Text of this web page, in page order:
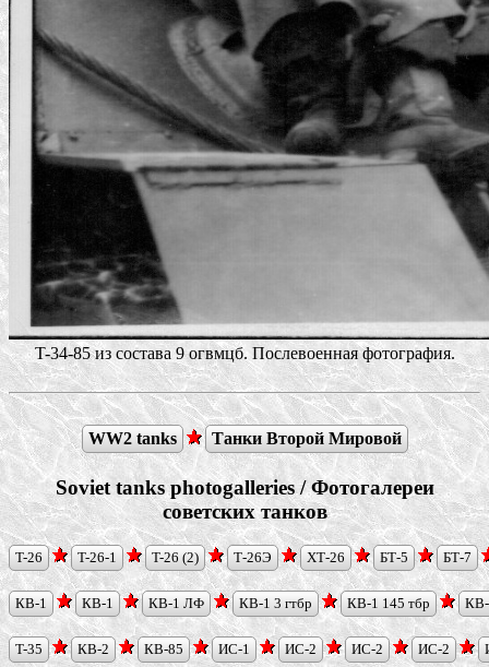
T-34-85 из состава 9 огвмцб. Послевоенная фотография.
WW2 tanks Танки Второй Мировой
Soviet tanks photogalleries / Фотогалереи
советских танков
T-26 T-26-1 T-26 (2) Т-26Э ХТ-26 БТ-5 БТ-7
КВ-1 КВ-1 КВ-1 ЛФ КВ-1 3 гтбр КВ-1 145 тбр
T-35 КВ-2 КВ-85 ИС-1 ИС-2 ИС-2 ИС-2